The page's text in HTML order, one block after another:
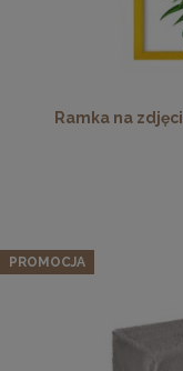
Ramka na
PROMOCJA